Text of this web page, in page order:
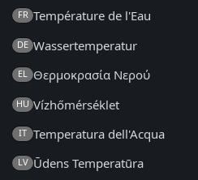
FR Température de l'Eau
DE Wassertemperatur
EL Θερμοκρασία Νερού
HU Vízhőmérséklet
IT Temperatura dell'Acqua
LV Ūdens Temperatūra